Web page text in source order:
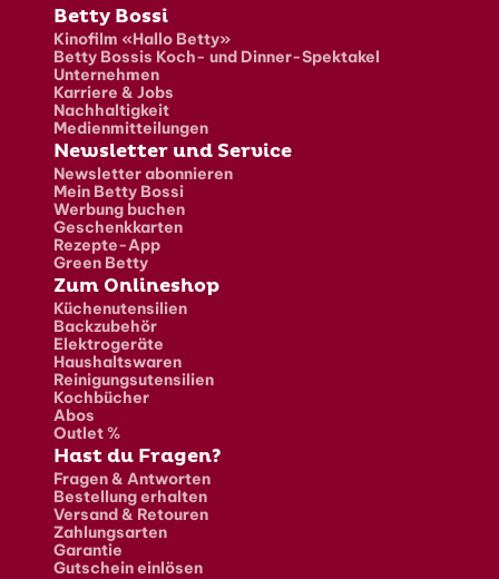
Fusszeile
Betty Bossi
Kinofilm «Hallo Betty»
Betty Bossis Koch- und Dinner-Spektakel
Unternehmen
Karriere & Jobs
Nachhaltigkeit
Medienmitteilungen
Newsletter und Service
Newsletter abonnieren
Mein Betty Bossi
Werbung buchen
Geschenkkarten
Rezepte-App
Green Betty
Zum Onlineshop
Küchenutensilien
Backzubehör
Elektrogeräte
Haushaltswaren
Reinigungsutensilien
Kochbücher
Abos
Outlet %
Hast du Fragen?
Fragen & Antworten
Bestellung erhalten
Versand & Retouren
Zahlungsarten
Garantie
Gutschein einlösen